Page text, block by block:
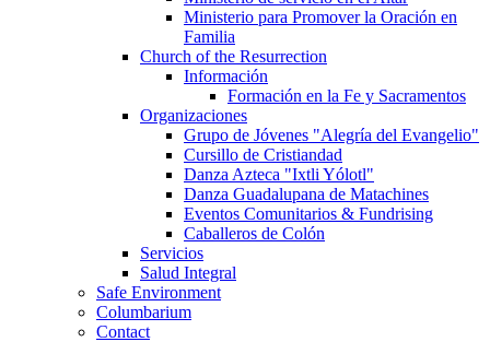
Ministerio para Promover la Oración en
Familia
Church of the Resurrection
Información
Formación en la Fe y Sacramentos
Organizaciones
Grupo de Jóvenes "Alegría del Evangelio"
Cursillo de Cristiandad
Danza Azteca "Ixtli Yólotl"
Danza Guadalupana de Matachines
Eventos Comunitarios & Fundrising
Caballeros de Colón
Servicios
Salud Integral
Safe Environment
Columbarium
Contact